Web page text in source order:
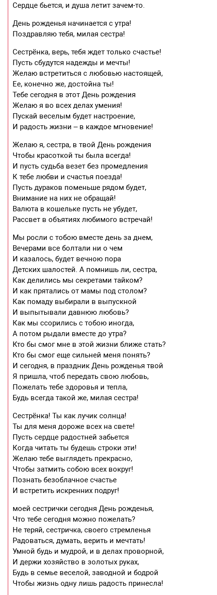
Сердце бьется, и душа летит зачем-то.
День рожденья начинается с утра!
Поздравляю тебя, милая сестра!
Сестрёнка, верь, тебя ждет только счастье!
Пусть сбудутся надежды и мечты!
Желаю встретиться с любовью настоящей,
Ее, конечно же, достойна ты!
Тебе сегодня в этот День рождения
Желаю я во всех делах умения!
Пускай веселым будет настроение,
И радость жизни – в каждое мгновение!
Желаю я, сестра, в твой День рождения
Чтобы красоткой ты была всегда!
И пусть судьба везет без промедления
К тебе любви и счастья поезда!
Пусть дураков поменьше рядом будет,
Внимание на них не обращай!
Валюта в кошельке пусть не убудет,
Рассвет в объятиях любимого встречай!
Мы росли с тобою вместе день за днем,
Вечерами все болтали ни о чем
И казалось, будет вечною пора
Детских шалостей. А помнишь ли, сестра,
Как делились мы секретами тайком?
И как прятались от мамы под столом?
Как помаду выбирали в выпускной
И выпытывали давнюю любовь?
Как мы ссорились с тобою иногда,
А потом рыдали вместе до утра?
Кто бы смог мне в этой жизни ближе стать?
Кто бы смог еще сильней меня понять?
И сегодня, в праздник День рожденья твой
Я пришла, чтоб передать свою любовь,
Пожелать тебе здоровья и тепла,
Будь всегда такой же, милая сестра!
Сестрёнка! Ты как лучик солнца!
Ты для меня дороже всех на свете!
Пусть сердце радостней забьется
Когда читать ты будешь строки эти!
Желаю тебе выглядеть прекрасно,
Чтобы затмить собою всех вокруг!
Познать безоблачное счастье
И встретить искренних подруг!
моей сестрички сегодня День рожденья,
Что тебе сегодня можно пожелать?
Не теряй, сестричка, своего стремленья
Радоваться, думать, верить и мечтать!
Умной будь и мудрой, и в делах проворной,
И держи хозяйство в золотых руках,
Будь в семье веселой, заводной и бодрой
Чтобы жизнь одну лишь радость принесла!